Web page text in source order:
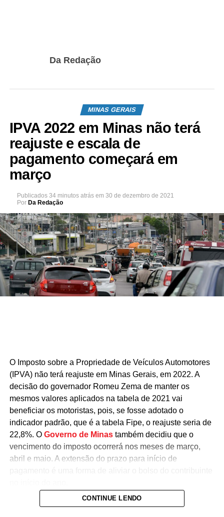
Da Redação
MINAS GERAIS
IPVA 2022 em Minas não terá
reajuste e escala de
pagamento começará em
março
Publicados 34 minutos atrás em 30 de dezembro de 2021
Por Da Redação
O Imposto sobre a Propriedade de Veículos Automotores
(IPVA) não terá reajuste em Minas Gerais, em 2022. A
decisão do governador Romeu Zema de manter os
mesmos valores aplicados na tabela de 2021 vai
beneficiar os motoristas, pois, se fosse adotado o
indicador padrão, que é a tabela Fipe, o reajuste seria de
22,8%. O Governo de Minastambém decidiu que o
vencimento do imposto ocorrerá nos meses de março,
abril e maio. A extensão do prazo para início de
A medida foi publicada noDiário Oficialdesta quinta-
CONTINUE LENDO